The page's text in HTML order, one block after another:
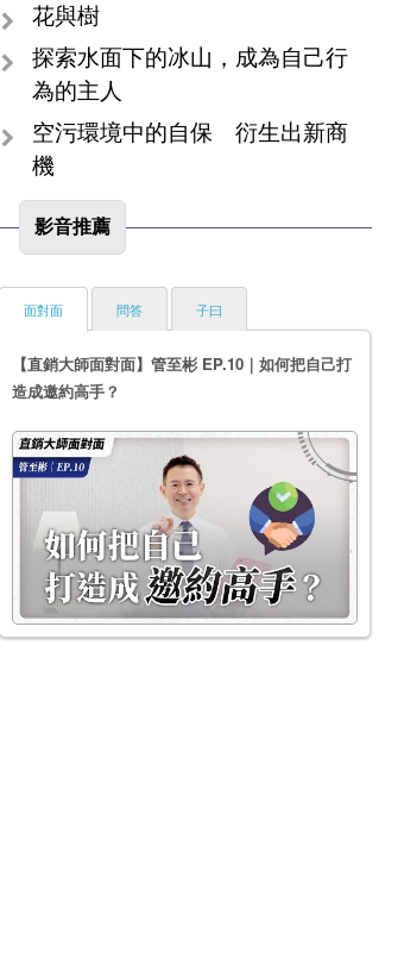
花與樹
探索水面下的冰山，成為自己行
為的主人
空污環境中的自保 衍生出新商
機
影音推薦
面對面
【直銷大師面對面】管至彬 EP.10｜如何把自己打
造成邀約高手？
問答 子曰